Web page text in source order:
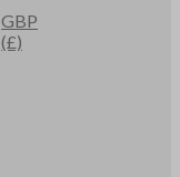
GBP
(£)